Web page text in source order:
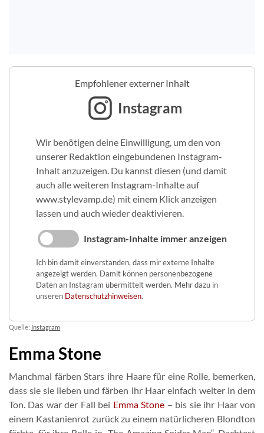
Empfohlener externer Inhalt
Instagram
Wir benötigen deine Einwilligung, um den von
unserer Redaktion eingebundenen Instagram-
Inhalt anzuzeigen. Du kannst diesen (und damit
auch alle weiteren Instagram-Inhalte auf
www.stylevamp.de) mit einem Klick anzeigen
lassen und auch wieder deaktivieren.
Instagram-Inhalte immer anzeigen
Ich bin damit einverstanden, dass mir externe Inhalte
angezeigt werden. Damit können personenbezogene
Daten an Instagram übermittelt werden. Mehr dazu in
unseren Datenschutzhinweisen.
Quelle: Instagram
Emma Stone
Manchmal färben Stars ihre Haare für eine Rolle, bemerken,
dass sie sie lieben und färben ihr Haar einfach weiter in dem
Ton. Das war der Fall bei Emma Stone – bis sie ihr Haar von
einem Kastanienrot zurück zu einem natürlicheren Blondton